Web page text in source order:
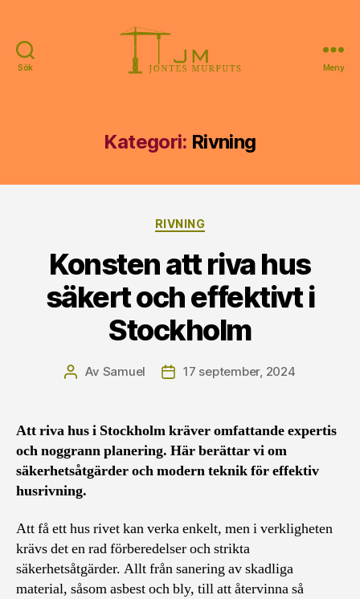
Sök Meny
Kategori: Rivning
Kategorier
RIVNING
Konsten att riva hus
säkert och effektivt i
Stockholm
Inläggsförfattare
Av Samuel Inläggsdatum
17 september, 2024
Att riva hus i Stockholm kräver omfattande expertis
och noggrann planering. Här berättar vi om
säkerhetsåtgärder och modern teknik för effektiv
husrivning.
Att få ett hus rivet kan verka enkelt, men i verkligheten
krävs det en rad förberedelser och strikta
säkerhetsåtgärder. Allt från sanering av skadliga
material, såsom asbest och bly, till att återvinna så